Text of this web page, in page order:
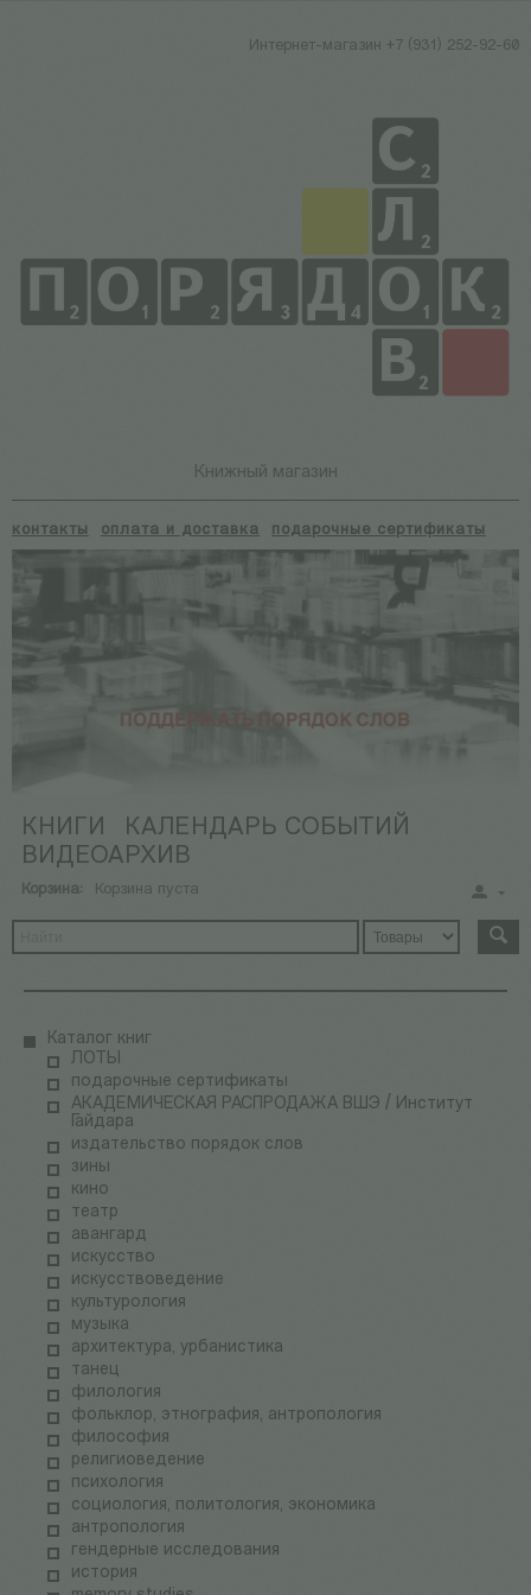
Интернет-магазин +7 (931) 252-92-60
Книжный магазин
контакты оплата и доставка подарочные сертификаты
КНИГИ
КАЛЕНДАРЬ СОБЫТИЙ
ВИДЕОАРХИВ
Корзина: Корзина пуста
Каталог книг
ЛОТЫ
подарочные сертификаты
АКАДЕМИЧЕСКАЯ РАСПРОДАЖА ВШЭ / Институт
Гайдара
издательство порядок слов
зины
кино
театр
авангард
искусство
искусствоведение
культурология
музыка
архитектура, урбанистика
танец
филология
фольклор, этнография, антропология
философия
религиоведение
психология
социология, политология, экономика
антропология
гендерные исследования
история